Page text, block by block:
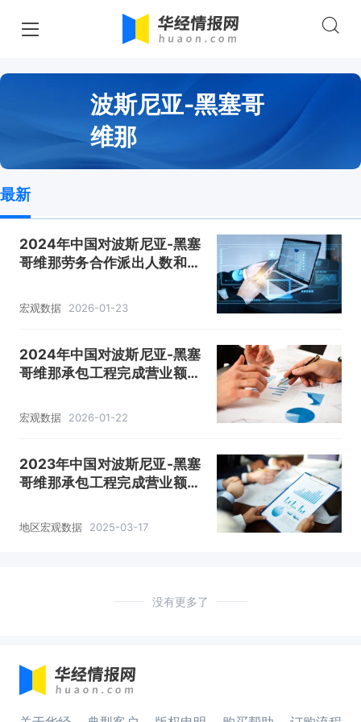
波斯尼亚-黑塞哥
维那
最新
2024年中国对波斯尼亚-黑塞
哥维那劳务合作派出人数和年
宏观数据 2026-01-23
2024年中国对波斯尼亚-黑塞
哥维那承包工程完成营业额、
情况统计
宏观数据 2026-01-22
2023年中国对波斯尼亚-黑塞
哥维那承包工程完成营业额、
情况统计
地区宏观数据 2025-03-17
没有更多了